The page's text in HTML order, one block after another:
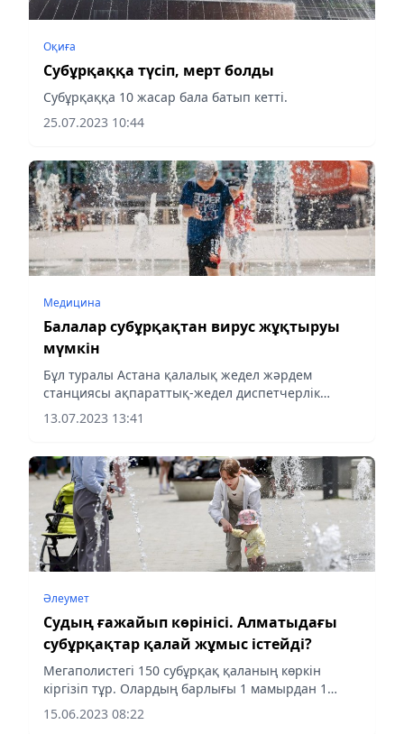
Оқиға
Cубұрқаққа түсіп, мерт болды
Субұрқаққа 10 жасар бала батып кетті.
25.07.2023 10:44
Медицина
Балалар субұрқақтан вирус жұқтыруы
мүмкін
Бұл туралы Астана қалалық жедел жәрдем
станциясы ақпараттық-жедел диспетчерлік
бөлімінің меңгерушісі Сабыр Нарқұлов айтты, деп
хабарлайды Almaty-akshamy.kz ҚазАқпаратқа
13.07.2023 13:41
Әлеумет
Судың ғажайып көрінісі. Алматыдағы
субұрқақтар қалай жұмыс істейді?
Мегаполистегі 150 субұрқақ қаланың көркін
кіргізіп тұр. Олардың барлығы 1 мамырдан 1
қазанға дейінгі аралықта сағат 8.00-ден 23.00-ге
дейін жұмыс істейді. Олардың қазіргі жағдайы
15.06.2023 08:22